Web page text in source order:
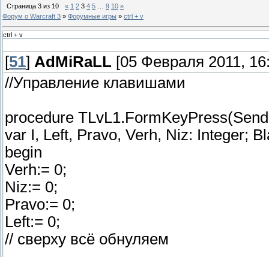
Страница 3 из 10 « 1 2 3 4 5 9 10 »
Форум о Warcraft 3 » Форумные игры » ctrl + v
ctrl + v
[51] AdMiRaLL [05 Февраля 2011,
//Управление клавишами
procedure
var I, Left, Pravo, Verh, Niz: Integer;
begin
Verh:= 0;
Niz:= 0;
Pravo:= 0;
Left:= 0;
// сверху всё обнуляем